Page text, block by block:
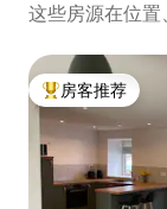
这些房源在位置
热门「房客推荐」
房客推荐